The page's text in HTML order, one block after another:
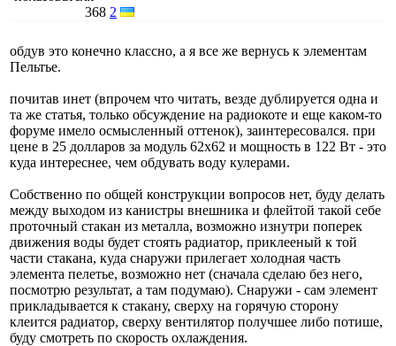
368 2
обдув это конечно классно, а я все же вернусь к элементам
Пельтье.
почитав инет (впрочем что читать, везде дублируется одна и
та же статья, только обсуждение на радиокоте и еще каком-то
форуме имело осмысленный оттенок), заинтересовался. при
цене в 25 долларов за модуль 62х62 и мощность в 122 Вт - это
куда интереснее, чем обдувать воду кулерами.
Собственно по общей конструкции вопросов нет, буду делать
между выходом из канистры внешника и флейтой такой себе
проточный стакан из металла, возможно изнутри поперек
движения воды будет стоять радиатор, приклееный к той
части стакана, куда снаружи прилегает холодная часть
элемента пелетье, возможно нет (сначала сделаю без него,
посмотрю результат, а там подумаю). Снаружи - сам элемент
прикладывается к стакану, сверху на горячую сторону
клеится радиатор, сверху вентилятор получшее либо потише,
буду смотреть по скорость охлаждения.